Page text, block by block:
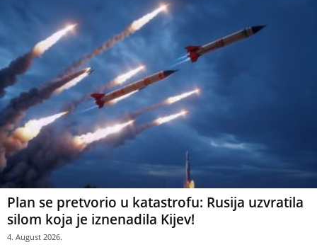
Plan se pretvorio u katastrofu: Rusija uzvratila
silom koja je iznenadila Kijev!
4. August 2026.